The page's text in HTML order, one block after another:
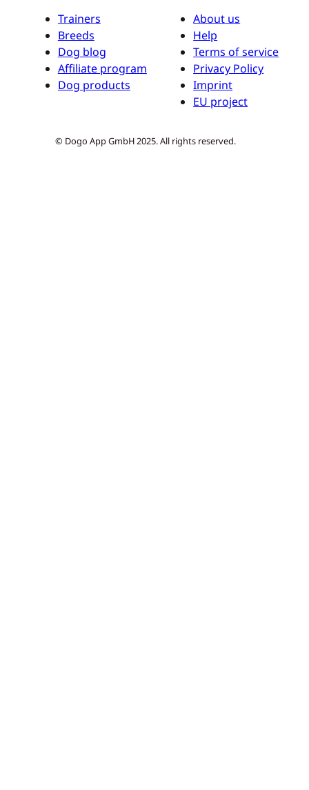
Trainers
Breeds
Dog blog
Affiliate program
Dog products
About us
Help
Terms of service
Privacy Policy
Imprint
EU project
© Dogo App GmbH 2025. All rights reserved.